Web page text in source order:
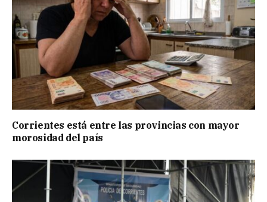
Corrientes está entre las provincias con mayor
morosidad del país